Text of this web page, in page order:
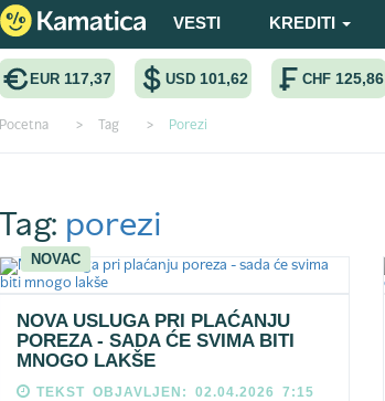
VESTI KREDITI
EUR 117,37 USD 101,62 CHF 125,86
Pocetna > Tag > Porezi
Tag: porezi
NOVAC
NOVA USLUGA PRI PLAĆANJU
POREZA - SADA ĆE SVIMA BITI
MNOGO LAKŠE
TEKST OBJAVLJEN: 02.04.2026 7:15